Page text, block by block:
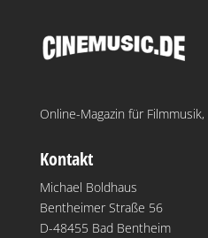
Online-Magazin für
Kontakt
Michael Boldhaus
Bentheimer Straße 56
D-48455 Bad Bentheim